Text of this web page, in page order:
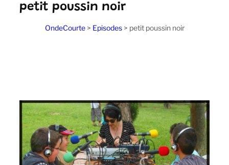
petit poussin noir
OndeCourte> Episodes> petit poussin noir